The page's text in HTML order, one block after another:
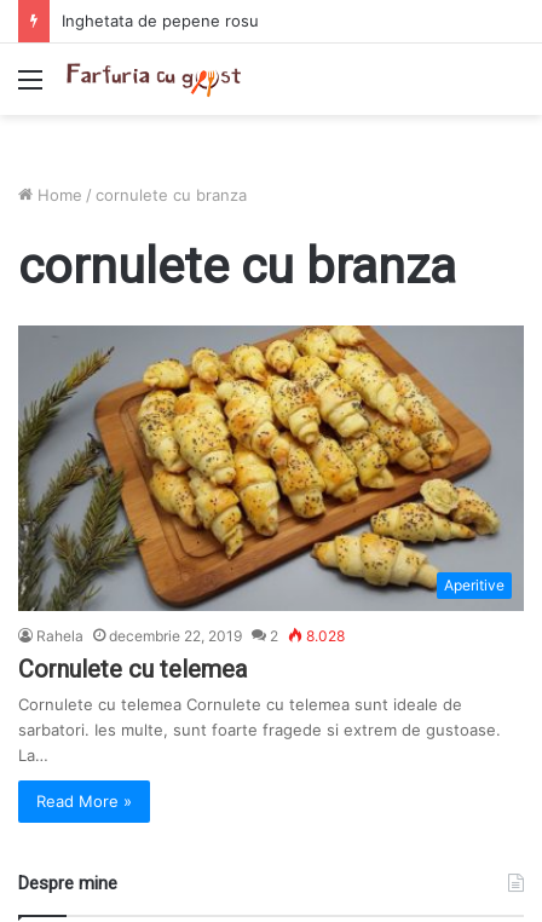
Inghetata de pepene rosu
Menu
Home / cornulete cu branza
cornulete cu branza
Aperitive
Rahela decembrie 22, 2019 2 8.028
Cornulete cu telemea
Cornulete cu telemea Cornulete cu telemea sunt ideale de
sarbatori. Ies multe, sunt foarte fragede si extrem de gustoase.
La…
Read More »
Despre mine